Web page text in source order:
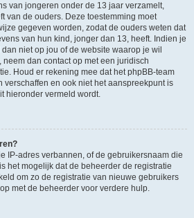
van jongeren onder de 13 jaar verzamelt,
van de ouders. Deze toestemming moet
gegeven worden, zodat de ouders weten dat
van hun kind, jonger dan 13, heeft. Indien je
niet op jou of de website waarop je wil
dan contact op met een juridisch
Houd er rekening mee dat het phpBB-team
verschaffen en ook niet het aanspreekpunt is
hieronder vermeld wordt.
IP-adres verbannen, of de gebruikersnaam die
het mogelijk dat de beheerder de registratie
om zo de registratie van nieuwe gebruikers
met de beheerder voor verdere hulp.